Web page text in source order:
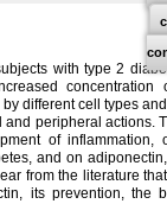
with type 2
different cell types
peripheral actions.
of inflammation,
and on
from the literature
its prevention, the